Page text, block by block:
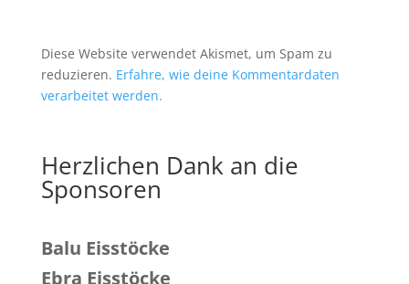
Diese Website verwendet Akismet, um Spam zu
reduzieren. Erfahre, wie deine Kommentardaten
verarbeitet werden.
Herzlichen Dank an die
Sponsoren
Balu Eisstöcke
Ebra Eisstöcke